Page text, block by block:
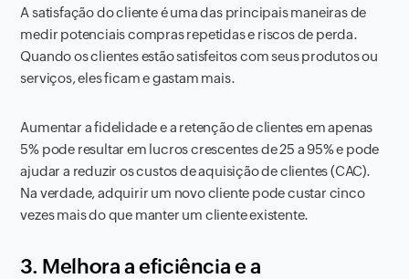
A satisfação do cliente é uma das principais maneiras de
medir potenciais compras repetidas e riscos de perda.
Quando os clientes estão satisfeitos com seus produtos ou
serviços, eles ficam e gastam mais.
Aumentar a fidelidade e a retenção de clientes em apenas
5% pode resultar em lucros crescentes de 25 a 95% e pode
ajudar a reduzir os custos de aquisição de clientes (CAC).
Na verdade, adquirir um novo cliente pode custar cinco
vezes mais do que manter um cliente existente.
3. Melhora a eficiência e a